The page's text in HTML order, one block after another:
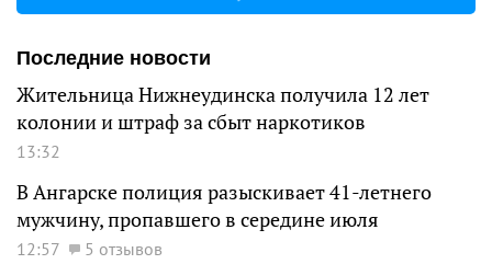
Последние новости
Жительница Нижнеудинска получила 12 лет
колонии и штраф за сбыт наркотиков
13:32
В Ангарске полиция разыскивает 41-летнего
мужчину, пропавшего в середине июля
12:57 5 отзывов